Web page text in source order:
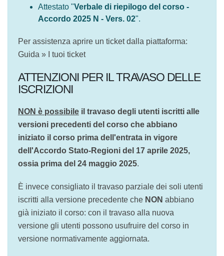
Accordo 2025 N - Vers. 02".
Guida » I tuoi ticket
ISCRIZIONI
alle versioni precedenti del corso che abbiano
iniziato il corso prima dell'entrata in vigore
dell'Accordo Stato-Regioni del 17 aprile 2025,
ossia prima del 24 maggio 2025.
utenti iscritti alla versione precedente cheNON
abbiano già iniziato il corso: con il travaso alla
nuova versione gli utenti possono usufruire del
corso in versione normativamente aggiornata.